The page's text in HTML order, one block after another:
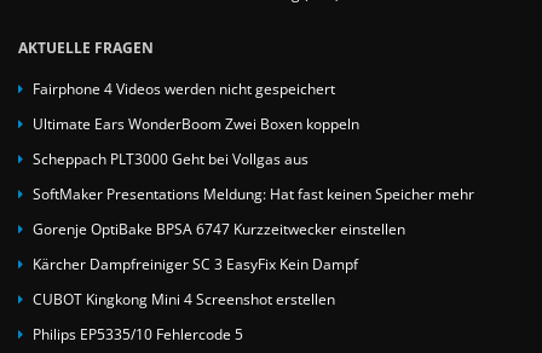
AKTUELLE FRAGEN
Fairphone 4 Videos werden nicht gespeichert
Ultimate Ears WonderBoom Zwei Boxen koppeln
Scheppach PLT3000 Geht bei Vollgas aus
SoftMaker Presentations Meldung: Hat fast keinen Speicher mehr
Gorenje OptiBake BPSA 6747 Kurzzeitwecker einstellen
Kärcher Dampfreiniger SC 3 EasyFix Kein Dampf
CUBOT Kingkong Mini 4 Screenshot erstellen
Philips EP5335/10 Fehlercode 5